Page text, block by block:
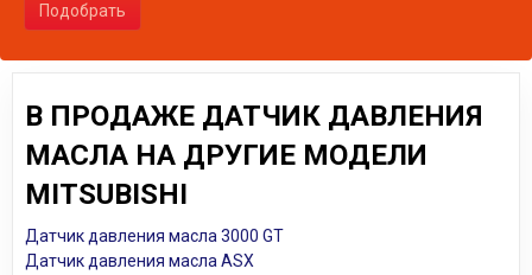
Подобрать
В ПРОДАЖЕ ДАТЧИК ДАВЛЕНИЯ
МАСЛА НА ДРУГИЕ МОДЕЛИ
MITSUBISHI
Датчик давления масла 3000 GT
Датчик давления масла ASX